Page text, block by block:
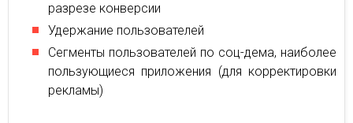
разрезе конверсии
Удержание пользователей
Сегменты пользователей по соц-дема, наиболее
пользующиеся приложения (для корректировки
рекламы)